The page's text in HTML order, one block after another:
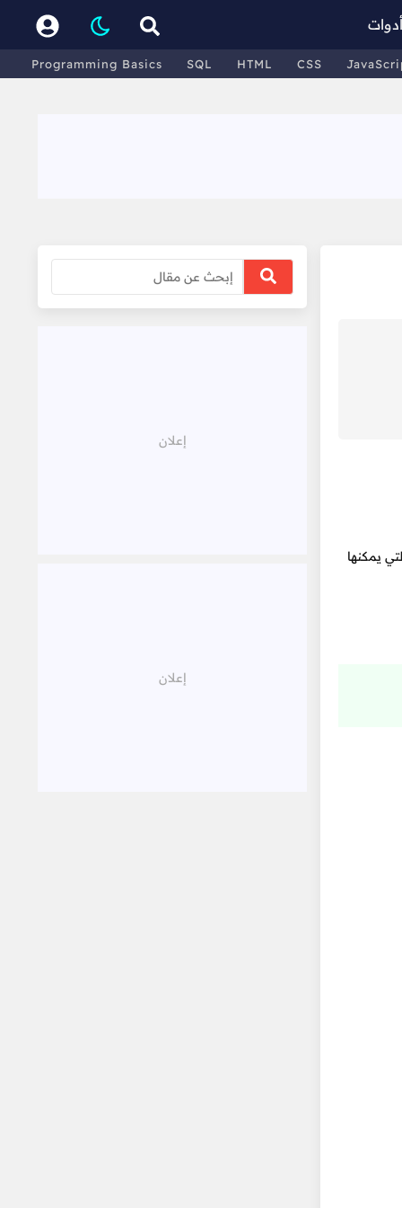
أدوات
Programming Basics SQL HTML CSS
يمكنها